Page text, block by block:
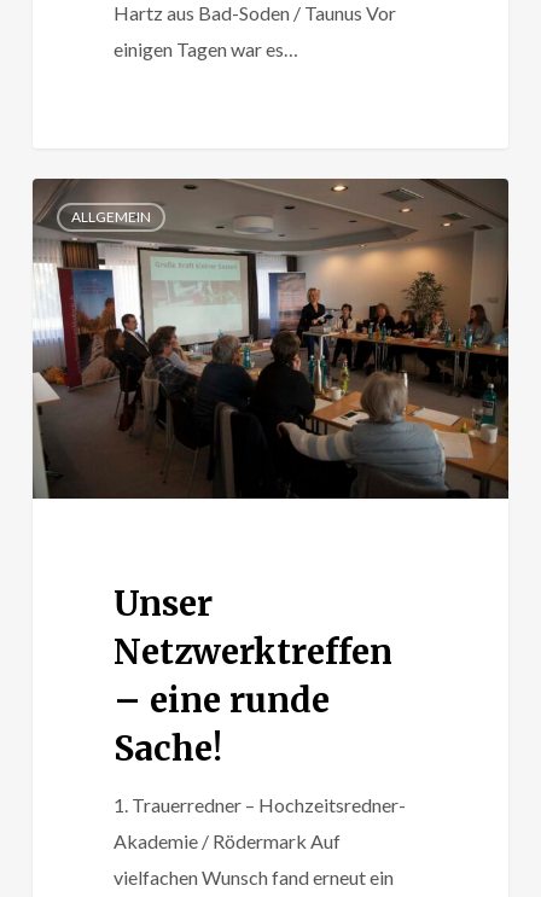
Hartz aus Bad-Soden / Taunus Vor
einigen Tagen war es…
Unser
Netzwerktreffen
–
eine
runde
Sache!
ALLGEMEIN
Unser
Netzwerktreffen
– eine runde
Sache!
1. Trauerredner – Hochzeitsredner-
Akademie / Rödermark Auf
vielfachen Wunsch fand erneut ein